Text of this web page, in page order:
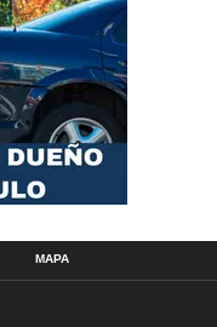
MAPA